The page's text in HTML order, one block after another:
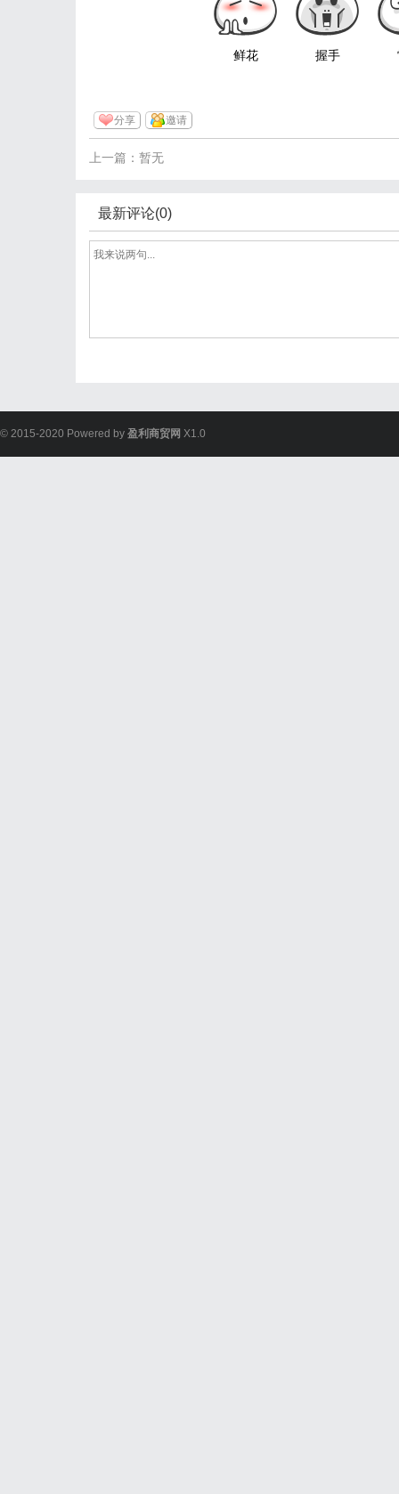
鲜花 握手
分享 邀请
上一篇：暂无
最新评论(0)
© 2015-2020 Powered by 盈利商贸网 X1.0